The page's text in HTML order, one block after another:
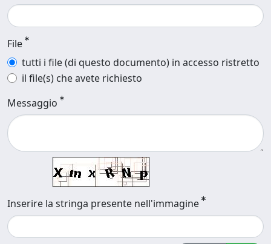
File
tutti i file (di questo documento) in accesso ristretto
il file(s) che avete richiesto
Messaggio
Inserire la stringa presente nell'immagine